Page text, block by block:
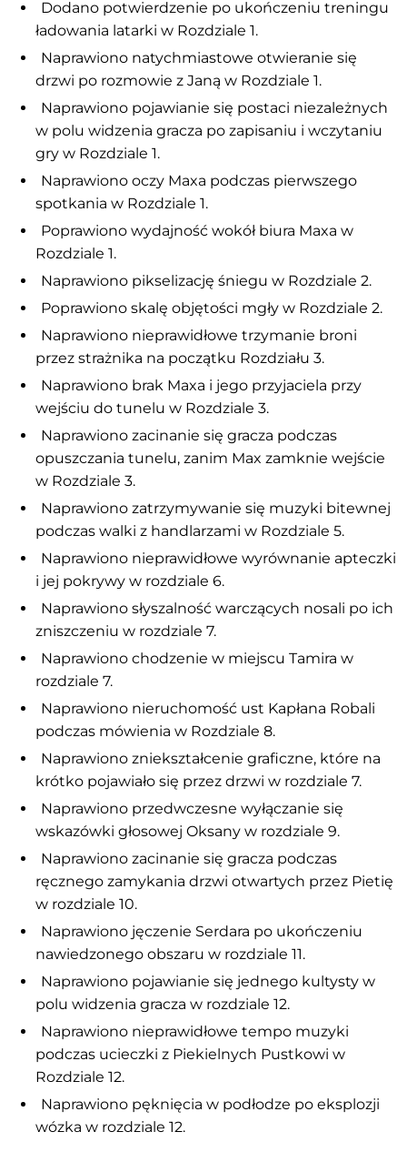
Dodano potwierdzenie po ukończeniu treningu
ładowania latarki w Rozdziale 1.
Naprawiono natychmiastowe otwieranie się
drzwi po rozmowie z Janą w Rozdziale 1.
Naprawiono pojawianie się postaci niezależnych
w polu widzenia gracza po zapisaniu i wczytaniu
gry w Rozdziale 1.
Naprawiono oczy Maxa podczas pierwszego
spotkania w Rozdziale 1.
Poprawiono wydajność wokół biura Maxa w
Rozdziale 1.
Naprawiono pikselizację śniegu w Rozdziale 2.
Poprawiono skalę objętości mgły w Rozdziale 2.
Naprawiono nieprawidłowe trzymanie broni
przez strażnika na początku Rozdziału 3.
Naprawiono brak Maxa i jego przyjaciela przy
wejściu do tunelu w Rozdziale 3.
Naprawiono zacinanie się gracza podczas
opuszczania tunelu, zanim Max zamknie wejście
w Rozdziale 3.
Naprawiono zatrzymywanie się muzyki bitewnej
podczas walki z handlarzami w Rozdziale 5.
Naprawiono nieprawidłowe wyrównanie apteczki
i jej pokrywy w rozdziale 6.
Naprawiono słyszalność warczących nosali po ich
zniszczeniu w rozdziale 7.
Naprawiono chodzenie w miejscu Tamira w
rozdziale 7.
Naprawiono nieruchomość ust Kapłana Robali
podczas mówienia w Rozdziale 8.
Naprawiono zniekształcenie graficzne, które na
krótko pojawiało się przez drzwi w rozdziale 7.
Naprawiono przedwczesne wyłączanie się
wskazówki głosowej Oksany w rozdziale 9.
Naprawiono zacinanie się gracza podczas
ręcznego zamykania drzwi otwartych przez Pietię
w rozdziale 10.
Naprawiono jęczenie Serdara po ukończeniu
nawiedzonego obszaru w rozdziale 11.
Naprawiono pojawianie się jednego kultysty w
polu widzenia gracza w rozdziale 12.
Naprawiono nieprawidłowe tempo muzyki
podczas ucieczki z Piekielnych Pustkowi w
Rozdziale 12.
Naprawiono pęknięcia w podłodze po eksplozji
wózka w rozdziale 12.